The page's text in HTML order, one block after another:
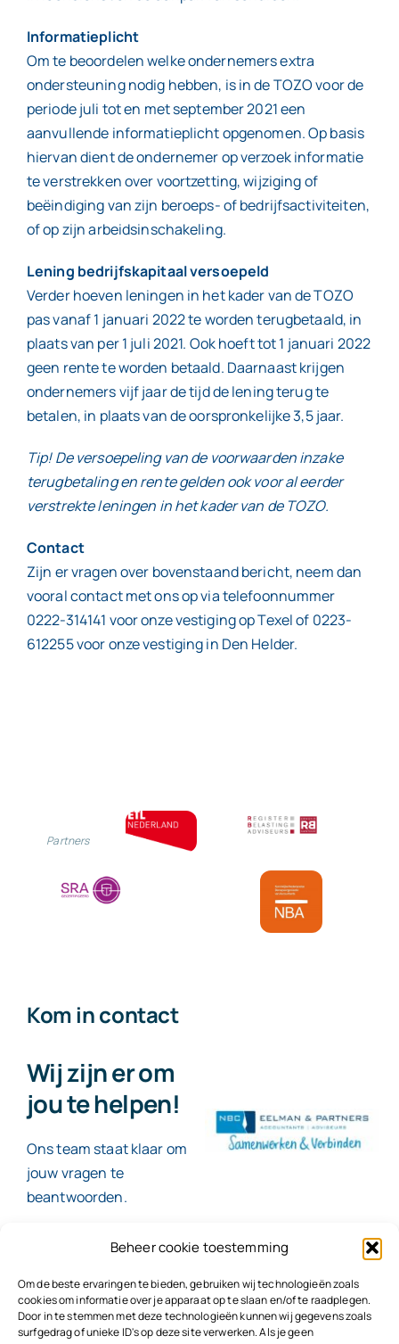
Beheer cookie toestemming
Om de beste ervaringen te bieden, gebruiken wij technologieën zoals
cookies om informatie over je apparaat op te slaan en/of te raadplegen.
Door in te stemmen met deze technologieën kunnen wij gegevens zoals
surfgedrag of unieke ID's op deze site verwerken. Als je geen
Informatieplicht
Om te beoordelen welke ondernemers extra
ondersteuning nodig hebben, is in de TOZO voor de
periode juli tot en met september 2021 een
aanvullende informatieplicht opgenomen. Op basis
hiervan dient de ondernemer op verzoek informatie
te verstrekken over voortzetting, wijziging of
beëindiging van zijn beroeps- of bedrijfsactiviteiten,
of op zijn arbeidsinschakeling.
Lening bedrijfskapitaal versoepeld
Verder hoeven leningen in het kader van de TOZO
pas vanaf 1 januari 2022 te worden terugbetaald, in
plaats van per 1 juli 2021. Ook hoeft tot 1 januari 2022
geen rente te worden betaald. Daarnaast krijgen
ondernemers vijf jaar de tijd de lening terug te
betalen, in plaats van de oorspronkelijke 3,5 jaar.
Tip! De versoepeling van de voorwaarden inzake
terugbetaling en rente gelden ook voor al eerder
verstrekte leningen in het kader van de TOZO.
Contact
Zijn er vragen over bovenstaand bericht, neem dan
vooral contact met ons op via telefoonnummer
0222-314141 voor onze vestiging op Texel of 0223-
612255 voor onze vestiging in Den Helder.
Partners
Kom in contact
Wij zijn er om
jou te helpen!
Ons team staat klaar om
jouw vragen te
beantwoorden.
Contact